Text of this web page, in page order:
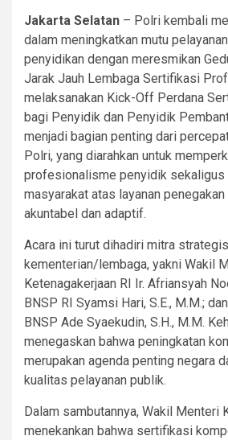
Jakarta Selatan – Polri kembali
dalam meningkatkan mutu
penyidikan dengan meresmikan
Jarak Jauh Lembaga Sertifikasi
melaksanakan Kick-Off Perdana
bagi Penyidik dan Penyidik
menjadi bagian penting dari
Polri, yang diarahkan untuk
profesionalisme penyidik sekaligus
masyarakat atas layanan
akuntabel dan adaptif.
Acara ini turut dihadiri mitra
kementerian/lembaga, yakni Wakil
Ketenagakerjaan RI Ir. Afriansyah
BNSP RI Syamsi Hari, S.E., M.M.;
BNSP Ade Syaekudin, S.H., M.M.
menegaskan bahwa peningkatan
merupakan agenda penting negara
kualitas pelayanan publik.
Dalam sambutannya, Wakil Menteri
menekankan bahwa sertifikasi